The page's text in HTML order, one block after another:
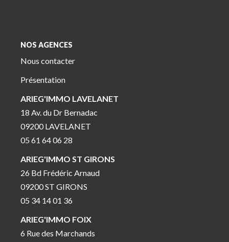
NOS AGENCES
Nous contacter
Présentation
ARIEG'IMMO LAVELANET
18 Av. du Dr Bernadac
09200 LAVELANET
05 61 64 06 28
ARIEG'IMMO ST GIRONS
26 Bd Frédéric Arnaud
09200 ST GIRONS
05 34 14 01 36
ARIEG'IMMO FOIX
6 Rue des Marchands